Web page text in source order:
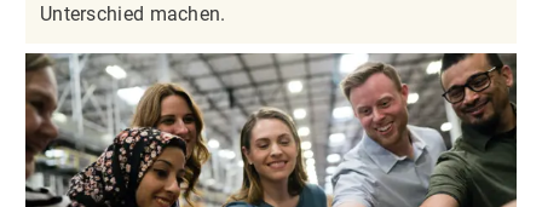
Unterschied machen.